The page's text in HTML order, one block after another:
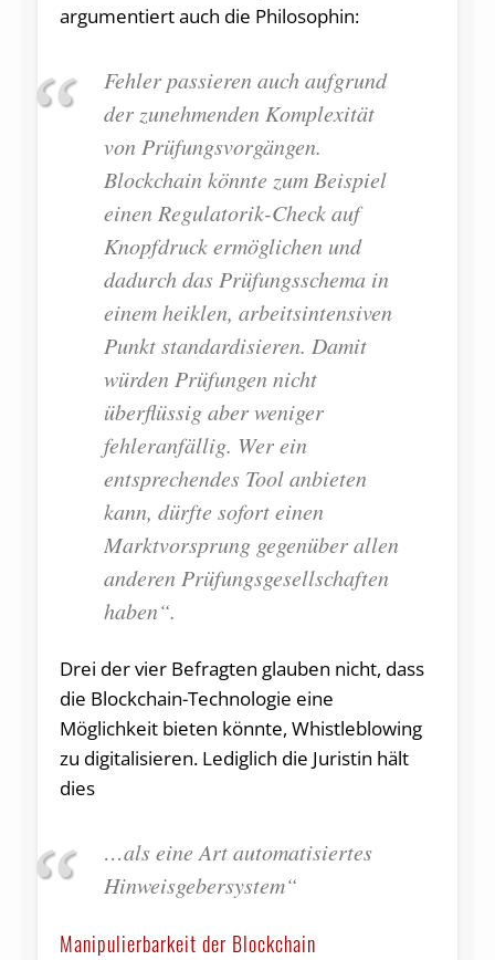
argumentiert auch die Philosophin:
Fehler passieren auch aufgrund
der zunehmenden Komplexität
von Prüfungsvorgängen.
Blockchain könnte zum Beispiel
einen Regulatorik-Check auf
Knopfdruck ermöglichen und
dadurch das Prüfungsschema in
einem heiklen, arbeitsintensiven
Punkt standardisieren. Damit
würden Prüfungen nicht
überflüssig aber weniger
fehleranfällig. Wer ein
entsprechendes Tool anbieten
kann, dürfte sofort einen
Marktvorsprung gegenüber allen
anderen Prüfungsgesellschaften
haben“.
Drei der vier Befragten glauben nicht, dass
die Blockchain-Technologie eine
Möglichkeit bieten könnte, Whistleblowing
zu digitalisieren. Lediglich die Juristin hält
dies
…als eine Art automatisiertes
Hinweisgebersystem“
Manipulierbarkeit der Blockchain